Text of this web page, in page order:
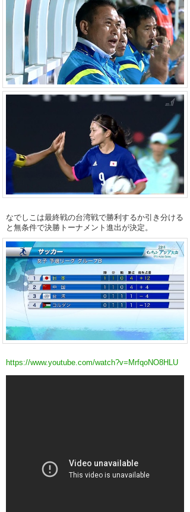
なでしこは最終戦の台湾戦で勝利するか引き分ける
と無条件で決勝トーナメント進出が決定。
https://www.youtube.com/watch?v=MrfqoNO8HLU